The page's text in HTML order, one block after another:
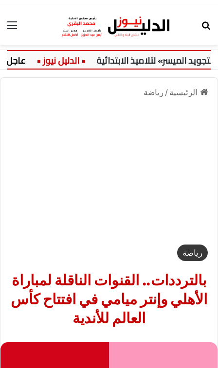
لتلاميذ الابتدائية عاجل:
الرئيسية / رياضة
رياضة
بالترددات.. القنوات الناقلة لمباراة
الأهلي وإنتر ميامي في افتتاح كأس
العالم للأندية